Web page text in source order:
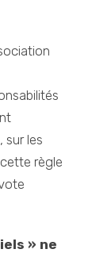
sur les
règle
» ne